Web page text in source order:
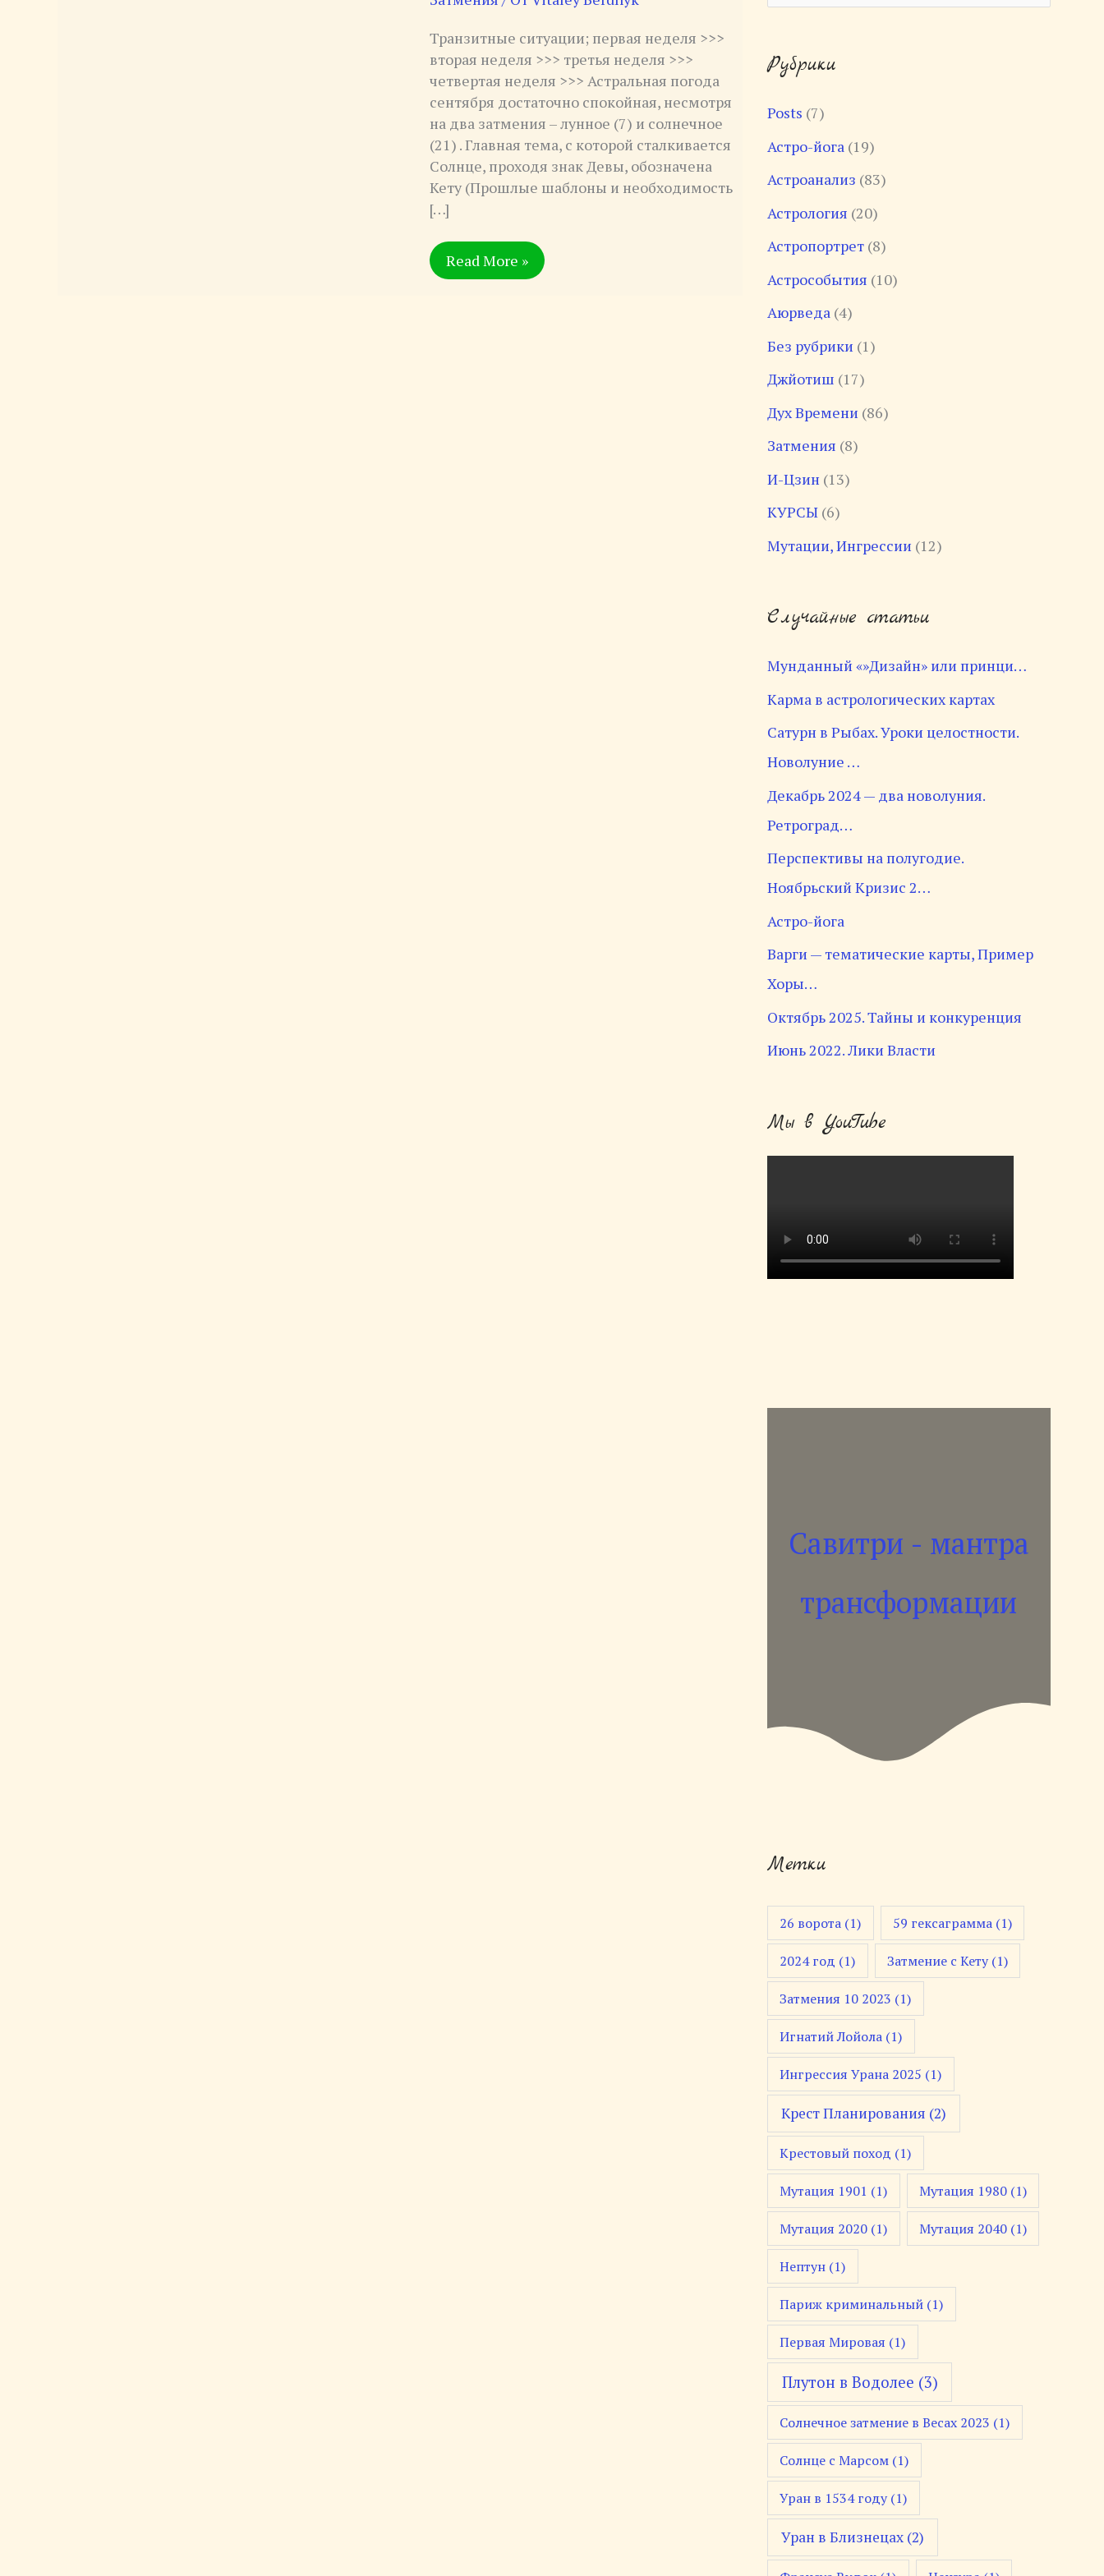
Транзитные ситуации; первая неделя >>>
вторая неделя >>> третья неделя >>>
четвертая неделя >>> Астральная погода
сентября достаточно спокойная, несмотря
на два затмения – лунное (7) и солнечное
(21) . Главная тема, с которой сталкивается
Солнце, проходя знак Девы, обозначена
Кету (Прошлые шаблоны и необходимость
[…]
Затмений.
Read More »
с
к
Рубрики
Posts (7)
Астро-йога (19)
Астроанализ (83)
Астрология (20)
Астропортрет(8)
Астрособытия (10)
Аюрведа(4)
Без рубрики (1)
Джйотиш (17)
Дух Времени (86)
Затмения (8)
И-Цзин (13)
КУРСЫ(6)
Мутации, Ингрессии (12)
Случайные статьи
Мунданный «»Дизайн» или принци…
Карма в астрологических картах
Сатурн в Рыбах. Уроки целостности.
Новолуние …
Декабрь 2024 — два новолуния.
Ретроград…
Перспективы на полугодие.
Ноябрьский Кризис 2…
Астро-йога
Варги — тематические карты, Пример
Хоры…
Октябрь 2025. Тайны и конкуренция
Июнь 2022. Лики Власти
Мы в YouTube
Савитри - мантра
трансформации
Метки
26 ворота (1) 59 гексаграмма(1)
2024 год (1) Затмение с Кету(1)
Затмения 10 2023 (1)
Игнатий Лойола (1)
Ингрессия Урана 2025 (1)
Крест Планирования (2)
Крестовый поход (1)
Мутация 1901 (1) Мутация 1980(1)
Мутация 2020 (1) Мутация 2040(1)
Нептун (1)
Париж криминальный (1)
Первая Мировая (1)
Плутон в Водолее (3)
Солнечное затмение в Весах 2023 (1)
Солнце с Марсом (1)
Уран в 1534 году(1)
Уран в Близнецах(2)